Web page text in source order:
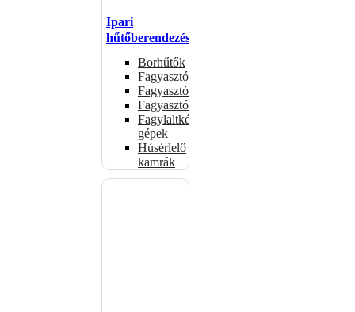
Ipari
hűtőberendezések
Borhűtők
Fagyasztóasztalok
Fagyasztóládák
Fagyasztószekrények
Fagylaltkészítő
gépek
Húsérlelő
kamrák